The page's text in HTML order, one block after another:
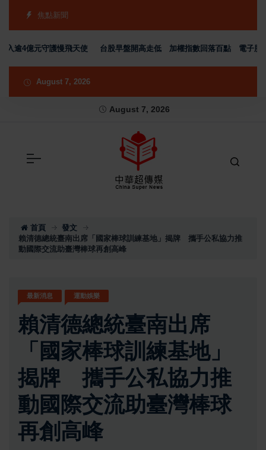
焦點新聞
億元守護慢飛天使 台股早盤開高走低 加權指數回落百點 電子股分化、
August 7, 2026
August 7, 2026
首頁
發文
賴清德總統臺南出席「國家棒球訓練基地」揭牌 攜手公私協力推
動國際交流助臺灣棒球再創高峰
最新消息 運動娛樂
賴清德總統臺南出席
「國家棒球訓練基地」
揭牌 攜手公私協力推
動國際交流助臺灣棒球
再創高峰